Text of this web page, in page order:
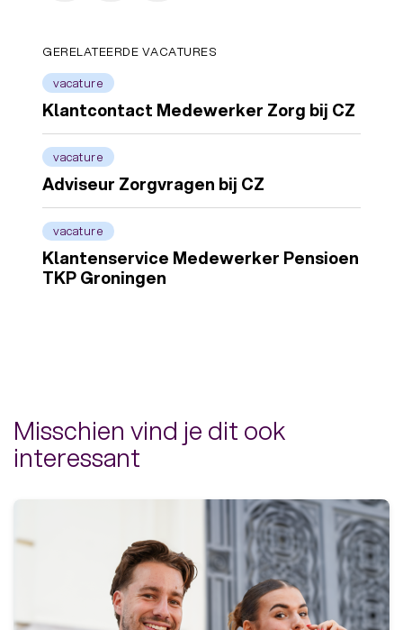
GERELATEERDE VACATURES
vacature
Klantcontact Medewerker Zorg bij CZ
vacature
Adviseur Zorgvragen bij CZ
vacature
Klantenservice Medewerker Pensioen
TKP Groningen
Misschien vind je dit ook
interessant